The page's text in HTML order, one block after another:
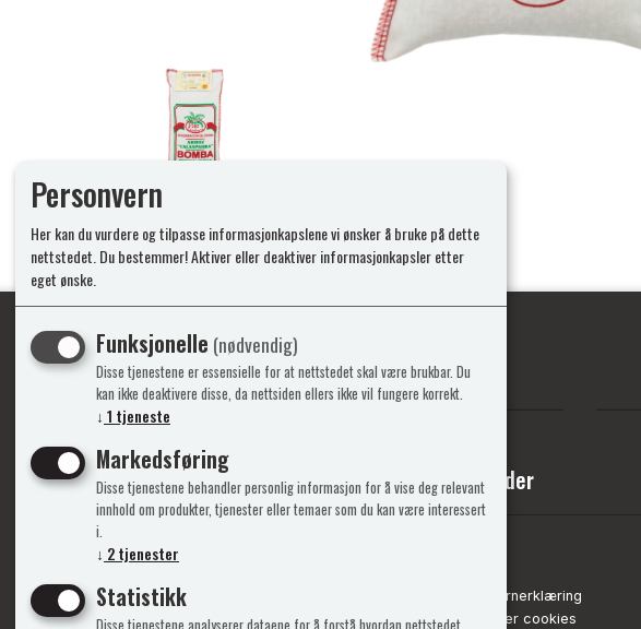
Ypperlig kvalitet
Info
Kontakt Oss
Om Oss
Mine sider
Personvernerklæring
Administrer cookies
Personvern
Her kan du vurdere og tilpasse informasjonkapslene vi ønsker å bruke på dette
nettstedet. Du bestemmer! Aktiver eller deaktiver informasjonkapsler etter
eget ønske.
Funksjonelle (nødvendig)
Disse tjenestene er essensielle for at nettstedet skal være brukbar. Du
kan ikke deaktivere disse, da nettsiden ellers ikke vil fungere korrekt.
↓ 1 tjeneste
Markedsføring
Disse tjenestene behandler personlig informasjon for å vise deg relevant
innhold om produkter, tjenester eller temaer som du kan være interessert
i.
↓ 2tjenester
Statistikk